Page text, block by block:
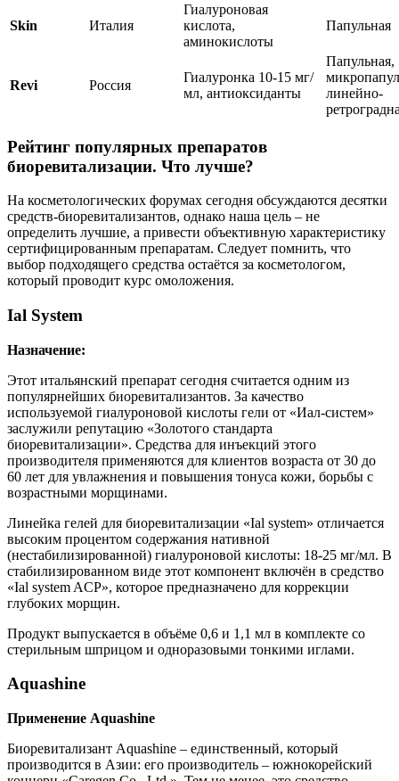
Skin Италия
Гиалуроновая
кислота,
аминокислоты
Папульная
Revi Россия
Гиалуронка 10-15 мг/
мл, антиоксиданты
Папульная,
линейно-
Рейтинг популярных препаратов
биоревитализации. Что лучше?
На косметологических форумах сегодня обсуждаются десятки
средств-биоревитализантов, однако наша цель – не
определить лучшие, а привести объективную характеристику
сертифицированным препаратам. Следует помнить, что
выбор подходящего средства остаётся за косметологом,
который проводит курс омоложения.
Ial System
Назначение:
Этот итальянский препарат сегодня считается одним из
популярнейших биоревитализантов. За качество
используемой гиалуроновой кислоты гели от «Иал-систем»
заслужили репутацию «Золотого стандарта
биоревитализации». Средства для инъекций этого
производителя применяются для клиентов возраста от 30 до
60 лет для увлажнения и повышения тонуса кожи, борьбы с
возрастными морщинами.
Линейка гелей для биоревитализации «Ial system» отличается
высоким процентом содержания нативной
(нестабилизированной) гиалуроновой кислоты: 18-25 мг/мл. В
стабилизированном виде этот компонент включён в средство
«Ial system ACP», которое предназначено для коррекции
глубоких морщин.
Продукт выпускается в объёме 0,6 и 1,1 мл в комплекте со
стерильным шприцом и одноразовыми тонкими иглами.
Aquashine
Применение Aquashine
Биоревитализант Aquashine – единственный, который
производится в Азии: его производитель – южнокорейский